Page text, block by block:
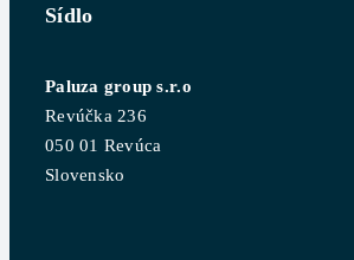
Sídlo
Paluza group s.r.o
Revúčka 236
050 01 Revúca
Slovensko